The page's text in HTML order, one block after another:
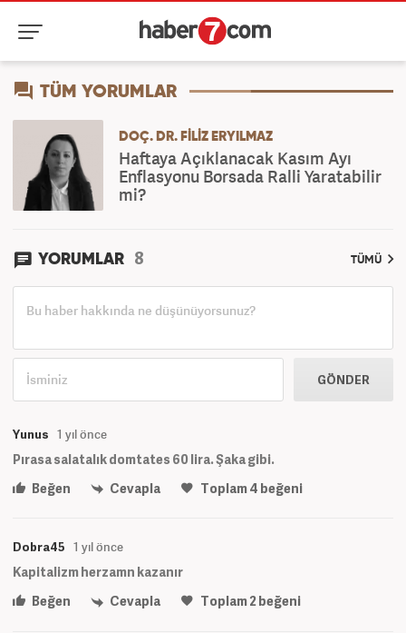
TÜM YORUMLAR
DOÇ. DR. FILIZ ERYILMAZ
Haftaya Açıklanacak Kasım Ayı
Enflasyonu Borsada Ralli Yaratabilir
mi?
YORUMLAR 8 TÜMÜ
GÖNDER
Yunus 1 yıl önce
Pırasa salatalık domtates 60 lira. Şaka gibi.
Beğen
Cevapla Toplam4 beğeni
Dobra45 1 yıl önce
Kapitalizm herzamn kazanır
Beğen
Cevapla Toplam2beğeni